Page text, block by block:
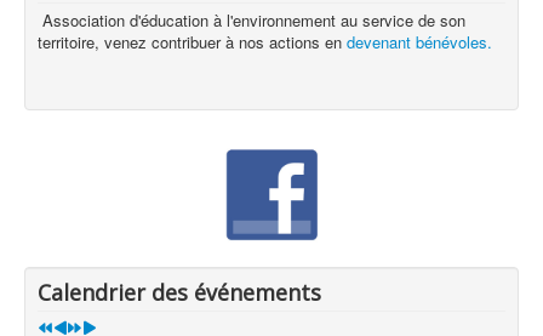
Association d'éducation à l'environnement au service de son
territoire, venez contribuer à nos actions en devenant bénévoles.
Calendrier des événements